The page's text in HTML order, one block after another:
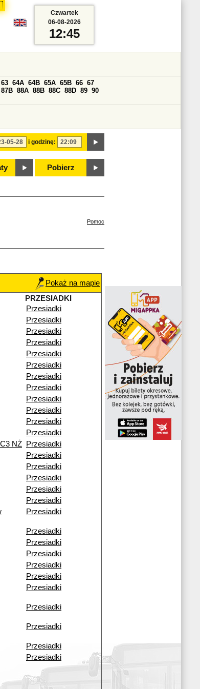
i godzinę:
63 64A 64B 65A 65B 66 67
87B 88A 88B 88C 88D 89 90
Pobierz
Czwartek
06-08-2026
12:45
Pomoc
Pokaż na mapie
PRZESIADKI
Przesiadki
Przesiadki
Przesiadki
Przesiadki
Przesiadki
Przesiadki
Przesiadki
Przesiadki
Przesiadki
Przesiadki
Przesiadki
Przesiadki
NŻ
Przesiadki
Przesiadki
Przesiadki
Przesiadki
Przesiadki
Przesiadki
Przesiadki
Przesiadki
Przesiadki
Przesiadki
Przesiadki
Przesiadki
Przesiadki
Przesiadki
Przesiadki
Przesiadki
Przesiadki